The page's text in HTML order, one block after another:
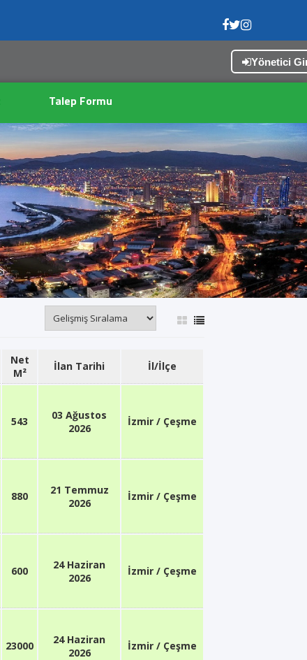
Yönetici
Talep Formu
Net
M²
İlan Tarihi İl/İlçe
543
03 Ağustos
2026
İzmir / Çeşme
880
21 Temmuz
2026
İzmir / Çeşme
600
24 Haziran
2026
İzmir / Çeşme
23000
24 Haziran
2026
İzmir / Çeşme